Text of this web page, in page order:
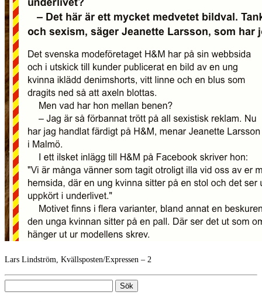
Lars Lindström, Kvällsposten/Expressen – 2